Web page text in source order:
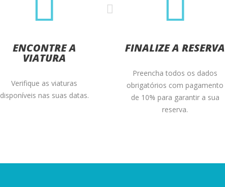
ENCONTRE A
VIATURA
Verifique as viaturas
disponíveis nas suas datas.
FINALIZE A RESERVA
Preencha todos os dados
obrigatórios com pagamento
de 10% para garantir a sua
reserva.